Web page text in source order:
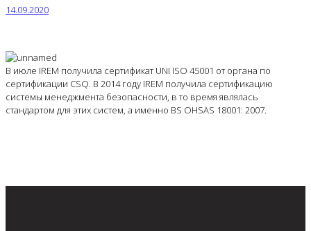
14.09.2020
В июле IREM получила сертификат UNI ISO 45001 от органа по
сертификации CSQ. В 2014 году IREM получила сертификацию
системы менеджмента безопасности, в то время являлась
стандартом для этих систем, а именно BS OHSAS 18001: 2007.